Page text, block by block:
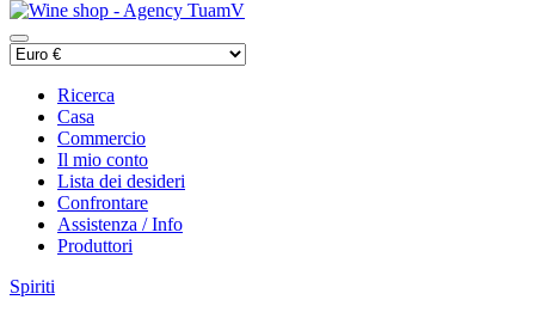
Ricerca
Casa
Commercio
Il mio conto
Lista dei desideri
Confrontare
Assistenza / Info
Produttori
Spiriti